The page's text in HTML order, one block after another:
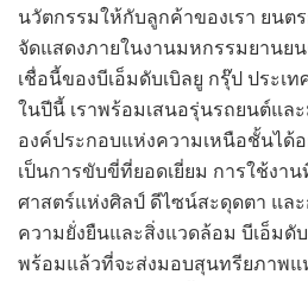
นวัตกรรมให้กับลูกค้าของเรา ยนต
จัดแสดงภายในงานมหกรรมยานย
เชื่อนี้ของบีเอ็มดับเบิลยู กรุ๊ป ประเท
ในปีนี้ เราพร้อมเสนอรุ่นรถยนต์แล
องค์ประกอบแห่งความเหนือชั้นได้
เป็นการขับขี่ที่ยอดเยี่ยม การใช้งา
ศาสตร์แห่งศิลป์ ดีไซน์สะดุดตา แล
ความยั่งยืนและสิ่งแวดล้อม บีเอ็มดั
พร้อมแล้วที่จะส่งมอบสุนทรียภาพแ